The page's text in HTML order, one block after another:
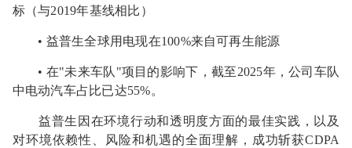
标（与2019年基线相比）
• 益普生全球用电现在100%来自可再生能源
• 在"未来车队"项目的影响下，截至2025年，公司车队
中电动汽车占比已达55%。
益普生因在环境行动和透明度方面的最佳实践，以及
对环境依赖性、风险和机遇的全面理解，成功斩获CDPA